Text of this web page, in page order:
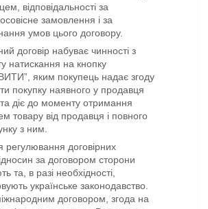
відповідальності за
замовлення і за
умов цього договору.
договір набуває чинності з
натискання на кнопку
яким покупець надає згоду
покупку наявного у продавця
діє до моменту отримання
товару від продавця і повного
з ним.
регулювання договірних
за договором сторони
та, в разі необхідності,
українське законодавство.
договором, згода на